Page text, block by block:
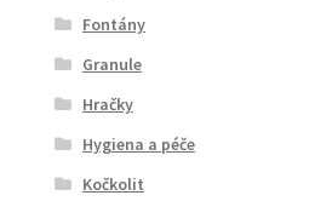
Fontány
Granule
Hračky
Hygiena a péče
Kočkolit